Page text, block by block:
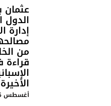
عثمان
الدول
إدارة
من
قراءة
الأخيرة
أغسطس 5, 2026